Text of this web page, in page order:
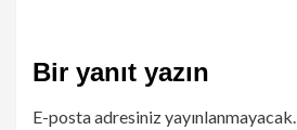
Bir yanıt yazın
E-posta adresiniz yayınlanmayacak.